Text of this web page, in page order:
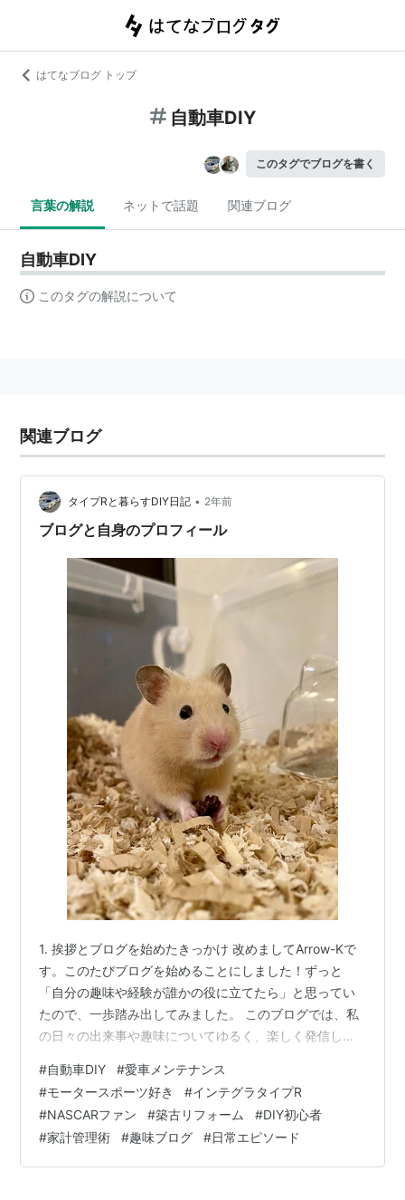
はてなブログ トップ
自動車DIY
このタグでブログを書く
言葉の解説 ネットで話題 関連ブログ
自動車DIY
このタグの解説について
関連ブログ
タイプRと暮らすDIY日記 • 2年前
ブログと自身のプロフィール
1. 挨拶とブログを始めたきっかけ 改めましてArrow-Kで
す。このたびブログを始めることにしました！ずっと
「自分の趣味や経験が誰かの役に立てたら」と思ってい
たので、一歩踏み出してみました。 このブログでは、私
の日々の出来事や趣味についてゆるく、楽しく発信して
のブログで書いていきたい内容は、大きく分けてこんな
感じです： 自動車やDIY車好きで一級整備士の資格を持
っているので、車のメンテナンスやカスタム、DIYについ
てお伝えしようと思っています。それと最近マイホーム
を購入したので、家のリフォームやDIYの記録も交えてい
#自動車DIY #愛車メンテナンス
#モータースポーツ好き #インテグラタイプR
#NASCARファン #築古リフォーム #DIY初心者
#家計管理術 #趣味ブログ #日常エピソード